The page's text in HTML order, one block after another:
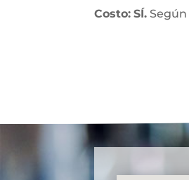
Costo: SÍ.